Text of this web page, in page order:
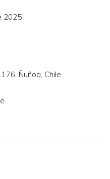
2025
Ñuñoa, Chile